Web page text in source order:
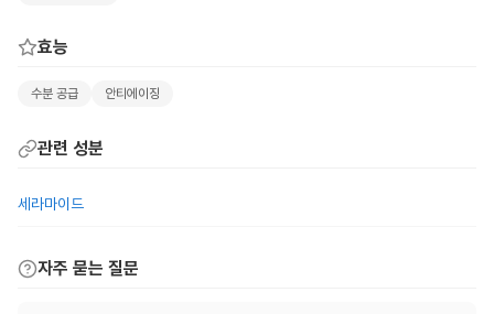
효능
수분 공급 안티에이징
관련 성분
세라마이드
자주 묻는 질문